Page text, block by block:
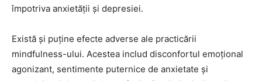
împotriva anxietății și depresiei.
Există și puține efecte adverse ale practicării
mindfulness-ului. Acestea includ disconfortul emoțional
agonizant, sentimente puternice de anxietate și